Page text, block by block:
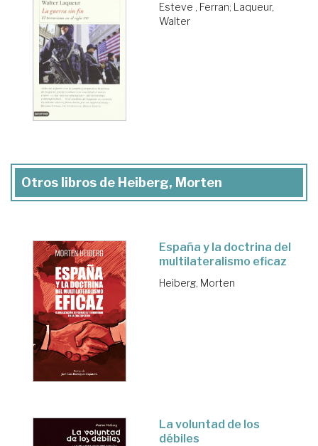
Esteve , Ferran; Laqueur,
Walter
Otros libros de Heiberg, Morten
España y la doctrina del
multilateralismo eficaz
Heiberg, Morten
La voluntad de los
débiles